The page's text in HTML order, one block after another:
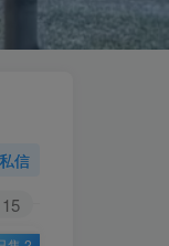
私信
15